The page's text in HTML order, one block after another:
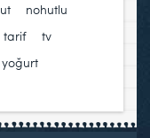
nohutlu
tarif
tv
yoğurt